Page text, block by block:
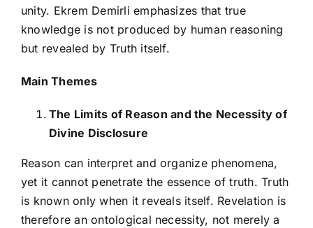
unity. Ekrem Demirli emphasizes that true
knowledge is not produced by human reasoning
but revealed by Truth itself.
Main Themes
The Limits of Reason and the Necessity of
Divine Disclosure
Reason can interpret and organize phenomena,
yet it cannot penetrate the essence of truth. Truth
is known only when it reveals itself. Revelation is
therefore an ontological necessity, not merely a